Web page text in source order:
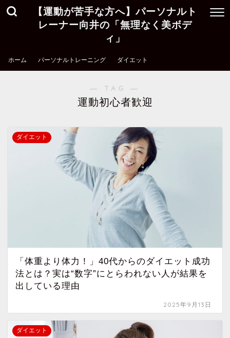
【運動が苦手な方へ】パーソナルト
レーナー向井の「無理なく美ボデ
ィ」
ホーム パーソナルトレーニング ダイエット
― TAG ―
運動初心者歓迎
ダイエット
「体重より体力！」40代からのダイエット成功
法とは？実は“数字”にとらわれない人が結果を
出している理由
2025年9月13日
ダイエット